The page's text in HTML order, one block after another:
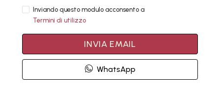
Inviando questo modulo acconsento a
Termini di utilizzo
INVIA EMAIL
WhatsApp